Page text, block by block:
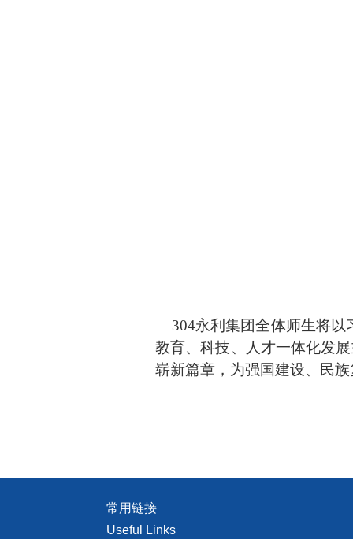
304永利集团全体师生将以
教育、科技、人才一体化发
崭新篇章，为强国建设、民
常用链接
Useful Links